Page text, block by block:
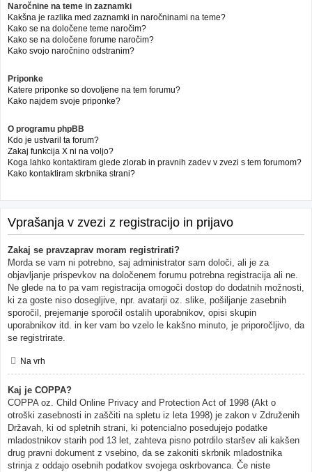
Naročnine na teme in zaznamki
Kakšna je razlika med zaznamki in naročninami na teme?
Kako se na določene teme naročim?
Kako se na določene forume naročim?
Kako svojo naročnino odstranim?
Priponke
Katere priponke so dovoljene na tem forumu?
Kako najdem svoje priponke?
O programu phpBB
Kdo je ustvaril ta forum?
Zakaj funkcija X ni na voljo?
Koga lahko kontaktiram glede zlorab in pravnih zadev v zvezi s tem forumom?
Kako kontaktiram skrbnika strani?
Vprašanja v zvezi z registracijo in prijavo
Zakaj se pravzaprav moram registrirati?
Morda se vam ni potrebno, saj administrator sam določi, ali je za
objavljanje prispevkov na določenem forumu potrebna registracija ali ne.
Ne glede na to pa vam registracija omogoči dostop do dodatnih možnosti,
ki za goste niso dosegljive, npr. avatarji oz. slike, pošiljanje zasebnih
sporočil, prejemanje sporočil ostalih uporabnikov, opisi skupin
uporabnikov itd. in ker vam bo vzelo le kakšno minuto, je priporočljivo, da
se registrirate.
Na vrh
Kaj je COPPA?
COPPA oz. Child Online Privacy and Protection Act of 1998 (Akt o
otroški zasebnosti in zaščiti na spletu iz leta 1998) je zakon v Združenih
Državah, ki od spletnih strani, ki potencialno posedujejo podatke
mladostnikov starih pod 13 let, zahteva pisno potrdilo staršev ali kakšen
drug pravni dokument z vsebino, da se zakoniti skrbnik mladostnika
strinja z oddajo osebnih podatkov svojega oskrbovanca. Če niste